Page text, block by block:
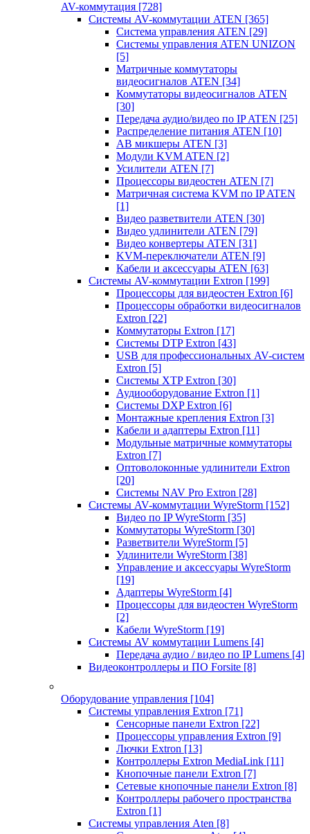
AV-коммутация [728]
Системы AV-коммутации ATEN [365]
Система управления ATEN [29]
Системы управления ATEN UNIZON
[5]
Матричные коммутаторы
видеосигналов ATEN [34]
Коммутаторы видеосигналов ATEN
[30]
Передача аудио/видео по IP ATEN [25]
Распределение питания ATEN [10]
АВ микшеры ATEN [3]
Модули KVM ATEN [2]
Усилители ATEN [7]
Процессоры видеостен ATEN [7]
Матричная система KVM по IP ATEN
[1]
Видео разветвители ATEN [30]
Видео удлинители ATEN [79]
Видео конвертеры ATEN [31]
KVM-переключатели ATEN [9]
Кабели и аксессуары ATEN [63]
Системы AV-коммутации Extron [199]
Процессоры для видеостен Extron [6]
Процессоры обработки видеосигналов
Extron [22]
Коммутаторы Extron [17]
Системы DTP Extron [43]
USB для профессиональных AV-систем
Extron [5]
Системы XTP Extron [30]
Аудиооборудование Extron [1]
Системы DXP Extron [6]
Монтажные крепления Extron [3]
Кабели и адаптеры Extron [11]
Модульные матричные коммутаторы
Extron [7]
Оптоволоконные удлинители Extron
[20]
Системы NAV Pro Extron [28]
Системы AV-коммутации WyreStorm [152]
Видео по IP WyreStorm [35]
Коммутаторы WyreStorm [30]
Разветвители WyreStorm [5]
Удлинители WyreStorm [38]
Управление и аксессуары WyreStorm
[19]
Адаптеры WyreStorm [4]
Процессоры для видеостен WyreStorm
[2]
Кабели WyreStorm [19]
Системы AV коммутации Lumens [4]
Передача аудио / видео по IP Lumens [4]
Видеоконтроллеры и ПО Forsite [8]
Оборудование управления [104]
Системы управления Extron [71]
Сенсорные панели Extron [22]
Процессоры управления Extron [9]
Лючки Extron [13]
Контроллеры Extron MediaLink [11]
Кнопочные панели Extron [7]
Сетевые кнопочные панели Extron [8]
Контроллеры рабочего пространства
Extron [1]
Системы управления Aten [8]